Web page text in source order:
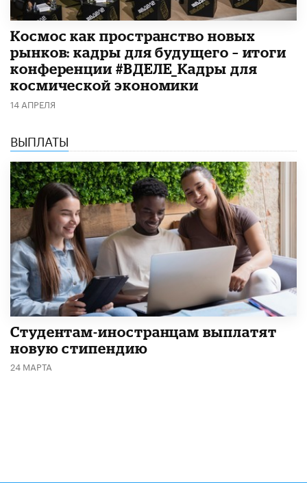
Космос как пространство новых
рынков: кадры для будущего – итоги
конференции #ВДЕЛЕ_Кадры для
космической экономики
14 АПРЕЛЯ
ВЫПЛАТЫ
Студентам-иностранцам выплатят
новую стипендию
24 МАРТА